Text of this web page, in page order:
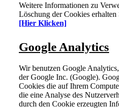
Weitere Informationen zu
Löschung der Cookies
[Hier Klicken]
Google Analytics
Wir benutzen Google
der Google Inc. (Google).
Cookies die auf Ihrem
die eine Analyse des
durch den Cookie erzeugten